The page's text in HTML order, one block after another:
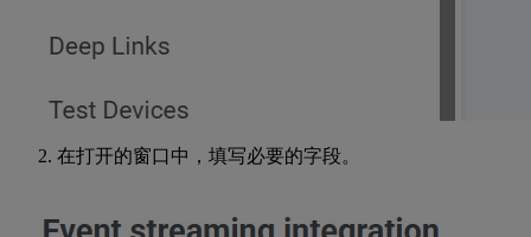
在打开的窗口中，填写必要的字段。